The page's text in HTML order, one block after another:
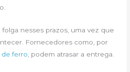
nesses prazos, uma vez que
Fornecedores como, por
de ferro , podem atrasar a entrega.